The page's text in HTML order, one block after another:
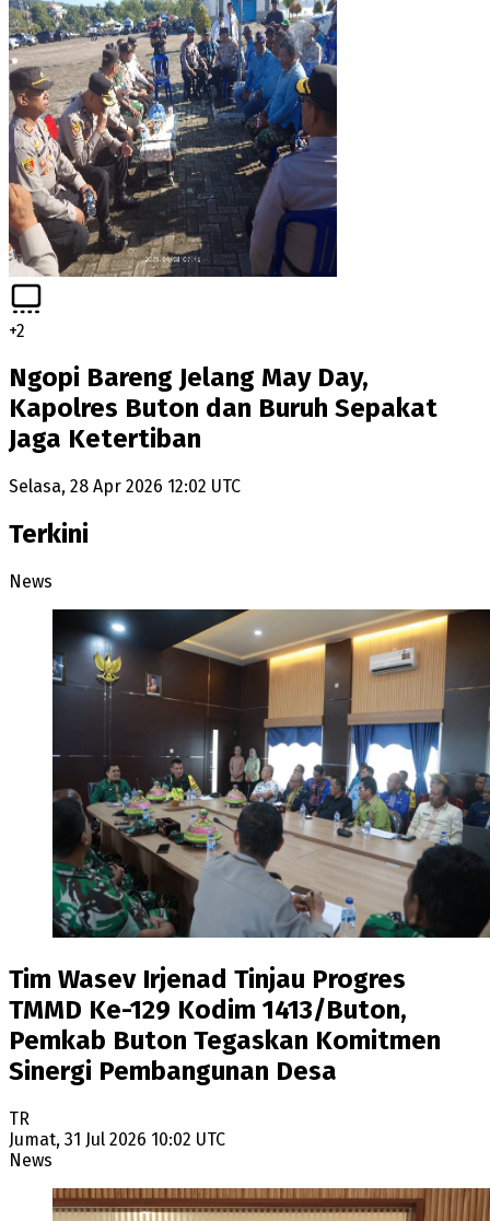
+2
Ngopi Bareng Jelang May Day,
Kapolres Buton dan Buruh Sepakat
Jaga Ketertiban
Selasa, 28 Apr 2026 12:02 UTC
Terkini
News
Tim Wasev Irjenad Tinjau Progres
TMMD Ke-129 Kodim 1413/Buton,
Pemkab Buton Tegaskan Komitmen
Sinergi Pembangunan Desa
TR
Jumat, 31 Jul 2026 10:02 UTC
News